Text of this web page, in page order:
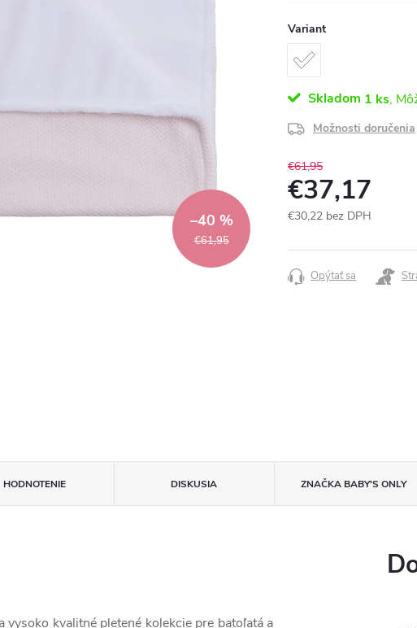
€61,95
–40 %
Variant
Skladom 1 ks
Možnosti doručenia
€61,95
€37,17
€30,22 bez DPH
cena:
Opýtať sa
HODNOTENIE DISKUSIA ZNAČKA BABY'S ONLY
vysoko kvalitné pletené kolekcie pre batoľatá a